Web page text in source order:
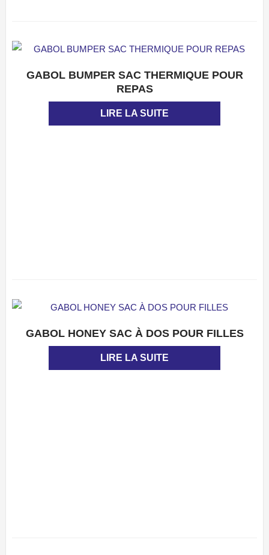
APERÇU
GABOL BUMPER SAC THERMIQUE POUR
REPAS
LIRE LA SUITE
APERÇU
GABOL HONEY SAC À DOS POUR FILLES
LIRE LA SUITE